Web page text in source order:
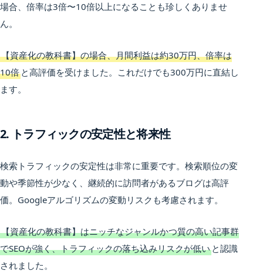
場合、倍率は3倍〜10倍以上になることも珍しくありませ
ん。
【資産化の教科書】の場合、月間利益は約30万円、倍率は
10倍 と高評価を受けました。これだけでも300万円に直結し
ます。
2. トラフィックの安定性と将来性
検索トラフィックの安定性は非常に重要です。検索順位の変
動や季節性が少なく、継続的に訪問者があるブログは高評
価。Googleアルゴリズムの変動リスクも考慮されます。
【資産化の教科書】はニッチなジャンルかつ質の高い記事群
でSEOが強く、トラフィックの落ち込みリスクが低い と認識
されました。